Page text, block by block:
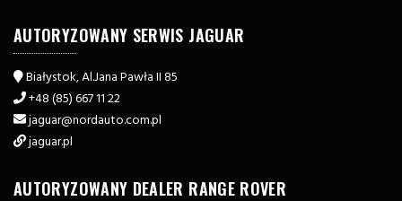
AUTORYZOWANY SERWIS JAGUAR
Białystok, Al.Jana Pawła II 85
+48 (85) 667 11 22
jaguar​@nordauto.com.pl
jaguar.pl
AUTORYZOWANY DEALER RANGE ROVER